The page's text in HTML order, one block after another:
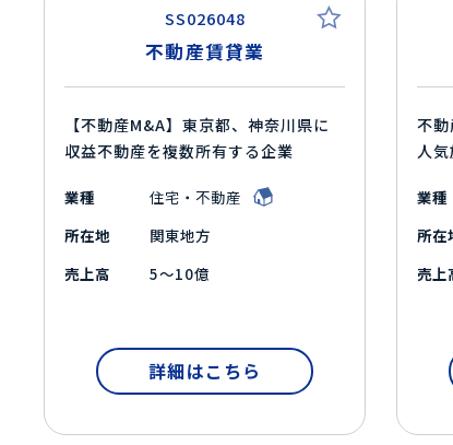
SS026048
不動産賃貸業
【不動産M&A】東京都、神奈川県に
収益不動産を複数所有する企業
業種
住宅・不動産
所在地
関東地方
売上高
5～10億
詳細はこちら
不動
人
業種
所在
売上